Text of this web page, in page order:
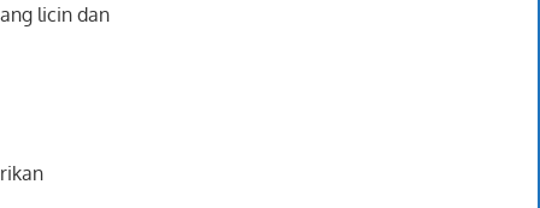
licin dan